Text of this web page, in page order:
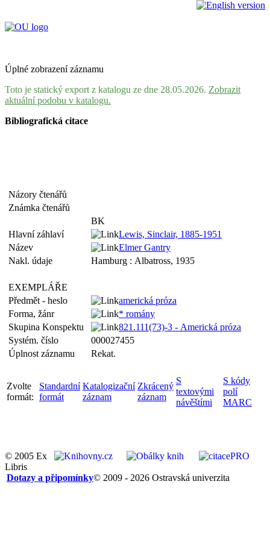
Úplné zobrazení záznamu
Toto je statický export z katalogu ze dne 28.05.2026. Zobrazit
aktuální podobu v katalogu.
Bibliografická citace
Názory čtenářů
Známka čtenářů
BK
Hlavní záhlaví
Lewis, Sinclair, 1885-1951
Název
Elmer Gantry
Nakl. údaje
Hamburg : Albatross, 1935
EXEMPLÁŘE
Předmět - heslo
americká próza
Forma, žánr
* romány
Skupina Konspektu
821.111(73)-3 - Americká próza
Systém. číslo
000027455
Úplnost záznamu
Rekat.
Zvolte
formát:
Standardní
formát
Katalogizační
záznam
Zkrácený
záznam
S
textovými
návěštími
S kódy
polí
MARC
© 2005 Ex
Libris
© 2009 - 2026 Ostravská univerzita
Dotazy a připomínky